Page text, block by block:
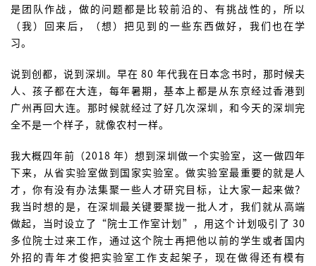
是团队作战，做的问题都是比较前沿的、有挑战性的，所以
（我）回来后，（想）把见到的一些东西做好，我们也在学
习。
说到创都，说到深圳。早在 80 年代我在日本念书时，那时候夫
人、孩子都在大连，每年暑期，基本上都是从东京经过香港到
广州再回大连。那时候就经过了好几次深圳，和今天的深圳完
全不是一个样子，就像农村一样。
我大概四年前（2018 年）想到深圳做一个实验室，这一做四年
下来，从省实验室做到国家实验室。做实验室最重要的就是人
才，你有没有办法集聚一些人才研究目标，让大家一起来做？
我当时想的是，在深圳最关键要聚拢一批人才，我们就从高端
做起，当时设立了“院士工作室计划”，用这个计划吸引了 30
多位院士过来工作，通过这个院士再把他以前的学生或者国内
外招的青年才俊把实验室工作支起架子，现在做得还有模有